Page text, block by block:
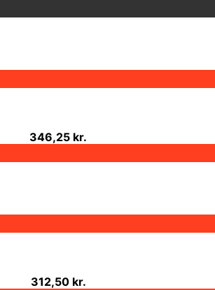
346,25 kr.
312,50 kr.